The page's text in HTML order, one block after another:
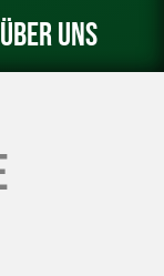
Über uns